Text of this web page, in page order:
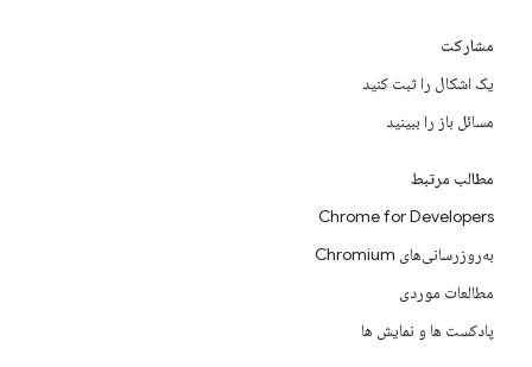
مشارکت
یک اشکال را ثبت کنید
مسائل باز را ببینید
مطالب مرتبط
Chrome for Developers
به‌روزرسانی‌های Chromium
مطالعات موردی
پادکست ها و نمایش ها